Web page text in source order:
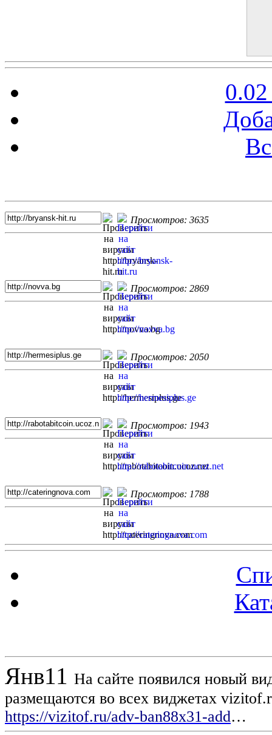
Просмотров: 3635
Просмотров: 2869
Просмотров: 2050
Просмотров: 1943
Просмотров: 1788
Янв11 На сайте появился новый
размещаются во всех виджетах
https://vizitof.ru/adv-ban88x31-add…